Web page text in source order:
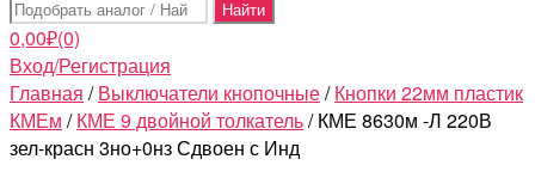
Поиск:
0,00₽(0)
Вход/Регистрация
Главная /Выключатели кнопочные/Кнопки 22мм пластик
КМЕм /КМЕ 9 двойной толкатель/ КМЕ 8630м -Л 220В
зел-красн 3но+0нз Сдвоен с Инд